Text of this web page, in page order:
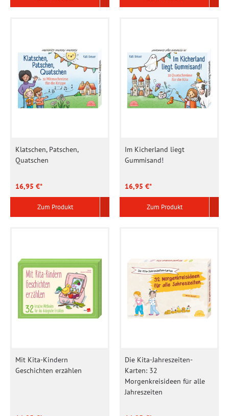
Klatschen, Patschen,
Quatschen
16,95 €*
Zum Produkt
Im Kicherland liegt
Gummisand!
16,95 €*
Zum Produkt
Mit Kita-Kindern
Geschichten erzählen
Die Kita-Jahreszeiten-
Karten: 32
Morgenkreisideen für alle
Jahreszeiten